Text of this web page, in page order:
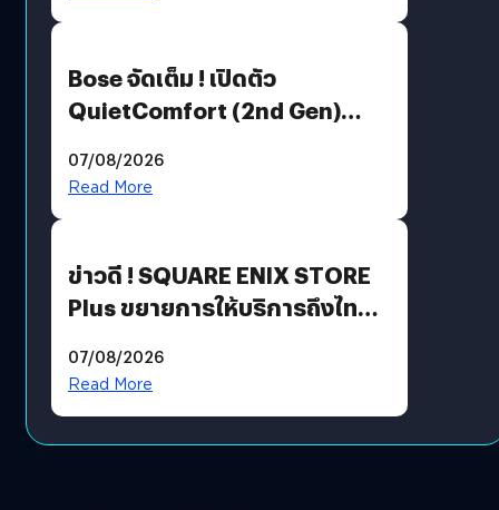
Bose จัดเต็ม ! เปิดตัว
QuietComfort (2nd Gen)
07/08/2026
Read More
ข่าวดี ! SQUARE ENIX STORE
Plus ขยายการให้บริการถึงไทย
โดยตรง
07/08/2026
Read More